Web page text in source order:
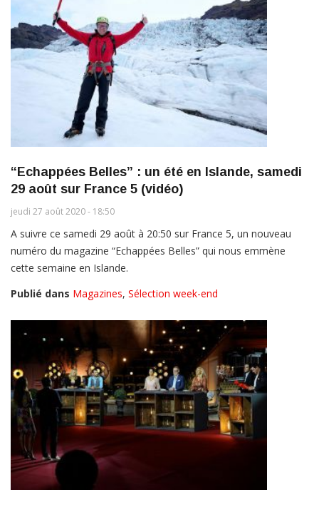
“Echappées Belles” : un été en Islande, samedi
29 août sur France 5 (vidéo)
jeudi 27 août 2020 - 18:50
A suivre ce samedi 29 août à 20:50 sur France 5, un nouveau
numéro du magazine “Echappées Belles” qui nous emmène
cette semaine en Islande.
Publié dans Magazines, Sélection week-end